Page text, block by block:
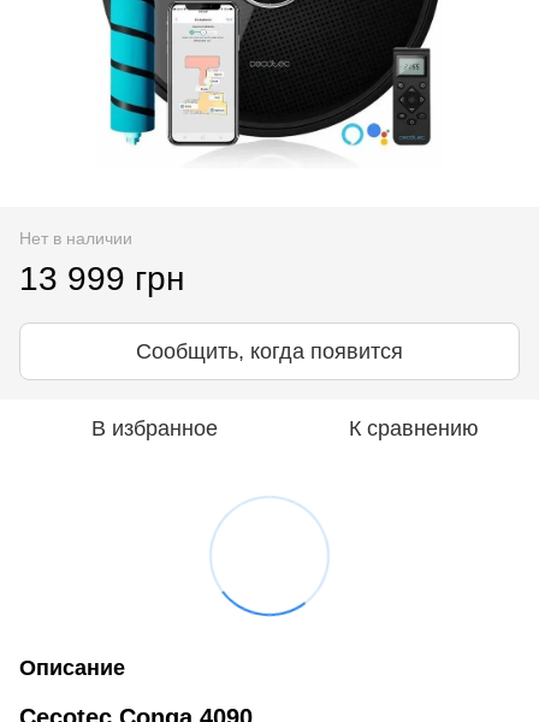
Нет в наличии
13 999 грн
Сообщить, когда появится
В избранное К сравнению
Описание
Cecotec Conga 4090